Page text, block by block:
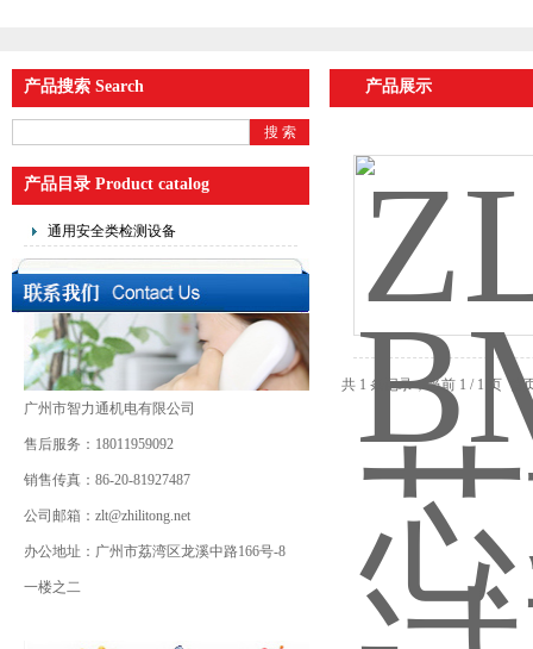
产品搜索 Search
产品目录 Product catalog
通用安全类检测设备
广州市智力通机电有限公司
售后服务：18011959092
销售传真：86-20-81927487
公司邮箱：zlt@zhilitong.net
办公地址：广州市荔湾区龙溪中路166号-8
一楼之二
产品展示
共 1 条记录，当前 1 / 1 页